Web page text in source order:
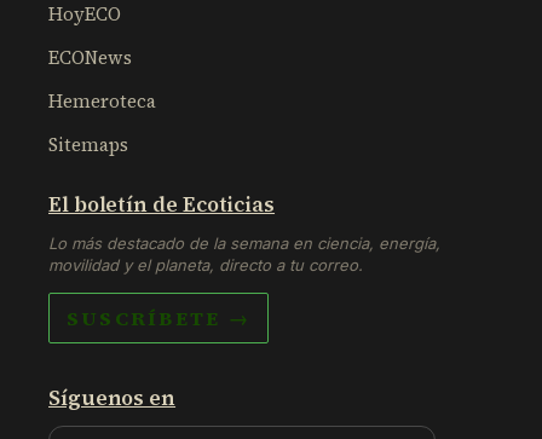
HoyECO
ECONews
Hemeroteca
Sitemaps
El boletín de Ecoticias
Lo más destacado de la semana en ciencia, energía,
movilidad y el planeta, directo a tu correo.
SUSCRÍBETE →
Síguenos en